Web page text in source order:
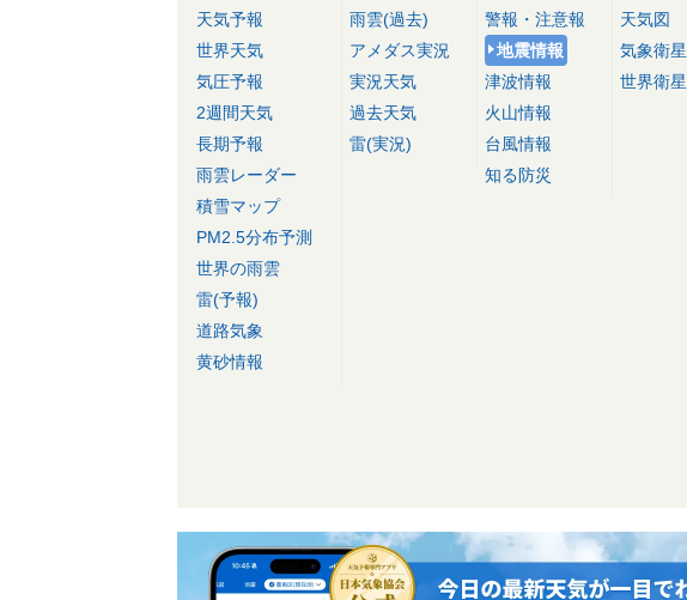
天気予報
世界天気
気圧予報
2週間天気
長期予報
雨雲レーダー
積雪マップ
PM2.5分布予測
世界の雨雲
雷(予報)
道路気象
黄砂情報
雨雲(過去)
アメダス実況
実況天気
過去天気
雷(実況)
警報・注意報
地震情報
津波情報
火山情報
台風情報
知る防災
天気図
気象衛星
世界衛星